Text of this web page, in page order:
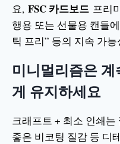
요, FSC 카드보드 프리
행용 또는 선물용 캔들
틱 프리” 등의 지속 가
미니멀리즘은
게 유지하세요
크래프트 + 최소 인쇄
좋은 비코팅 질감 등 디